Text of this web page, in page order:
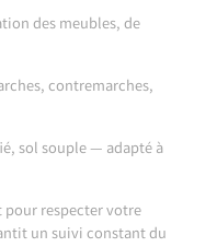
des meubles, de
contremarches,
sol souple — adapté à
pour respecter votre
un suivi constant du